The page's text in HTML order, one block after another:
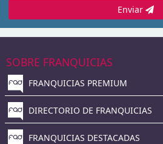
Enviar
SOBRE FRANQUICIAS
FRANQUICIAS PREMIUM
DIRECTORIO DE FRANQUICIAS
FRANQUICIAS DESTACADAS